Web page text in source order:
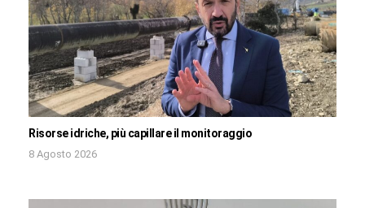
Risorse idriche, più capillare il monitoraggio
8 Agosto 2026